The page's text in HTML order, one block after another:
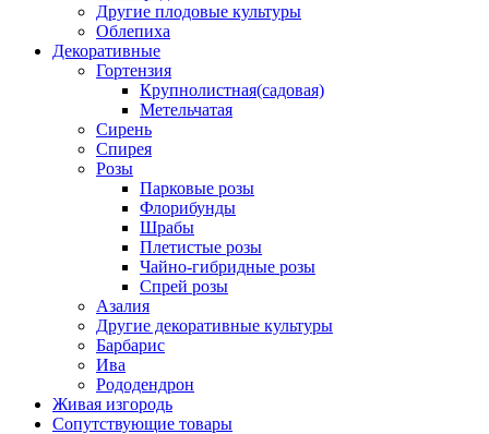
Другие плодовые культуры
Облепиха
Декоративные
Гортензия
Крупнолистная(садовая)
Метельчатая
Сирень
Спирея
Розы
Парковые розы
Флорибунды
Шрабы
Плетистые розы
Чайно-гибридные розы
Спрей розы
Азалия
Другие декоративные культуры
Барбарис
Ива
Рододендрон
Живая изгородь
Сопутствующие товары